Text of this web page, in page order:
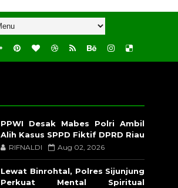
PPWI Desak Mabes Polri Ambil
Alih Kasus SPPD Fiktif DPRD Riau
RIFNALDI Aug 02, 2026
Lewat Binrohtal, Polres Sijunjung
Perkuat Mental Spiritual